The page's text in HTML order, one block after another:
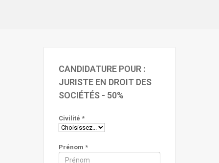
CANDIDATURE POUR :
JURISTE EN DROIT DES
SOCIÉTÉS - 50%
Civilité *
Prénom *